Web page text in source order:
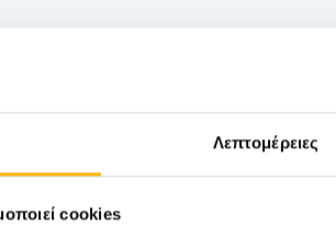
Λεπτομέρειες
cookies31